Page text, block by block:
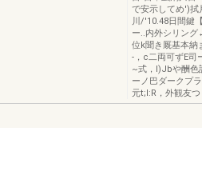
で安示してめ')拭
川/'10.48日間鍵
ー..内外シリン
位k聞き厩基本納
-，c二両可ずE司
~式，I)Jbや酬色
ーノ巴ダークプ
元t;l:R，外観友